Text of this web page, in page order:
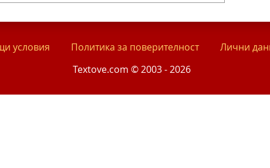
условия Политика за поверителност Лични
Textove.com © 2003 - 2026